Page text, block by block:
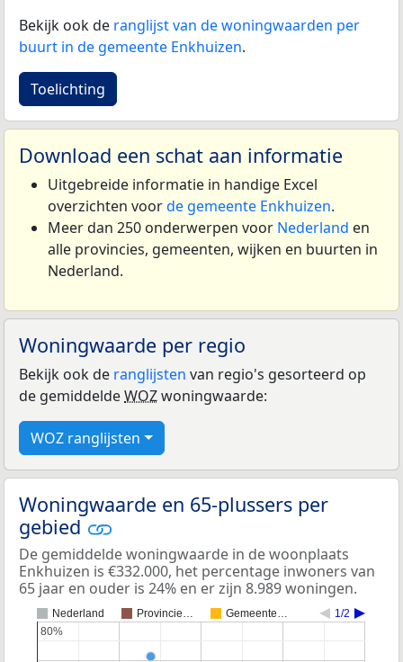
Bekijk ook de ranglijst van de woningwaarden per
buurt in de gemeente Enkhuizen.
Toelichting
Download een schat aan informatie
Uitgebreide informatie in handige Excel
overzichten voorde gemeente Enkhuizen.
Meer dan 250 onderwerpen voor Nederland en
alle provincies, gemeenten, wijken en buurten in
Nederland.
Woningwaarde per regio
Bekijk ook de ranglijsten van regio's gesorteerd op
de gemiddeldeWOZwoningwaarde:
WOZ ranglijsten
Woningwaarde en 65-plussers per
gebied
De gemiddelde woningwaarde in de woonplaats
Enkhuizen is €332.000, het percentage inwoners van
65 jaar en ouder is 24% en er zijn 8.989 woningen.
Nederland Provincie… Gemeente… 1/2
80%
80%